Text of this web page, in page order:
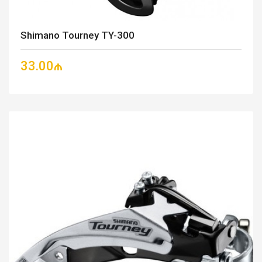
Shimano Tourney TY-300
33.00₼